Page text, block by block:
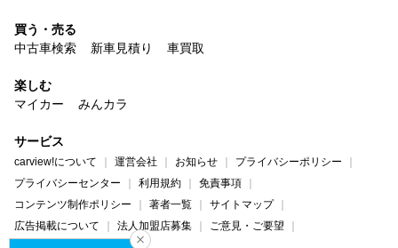
買う・売る
中古車検索
新車見積り 車買取
楽しむ
マイカー
みんカラ
サービス
carview!について 運営会社 お知らせ
プライバシーポリシー
プライバシーセンター
利用規約
免責事項
コンテンツ制作ポリシー
著者一覧
サイトマップ
広告掲載について
法人加盟店募集
ご意見・ご要望